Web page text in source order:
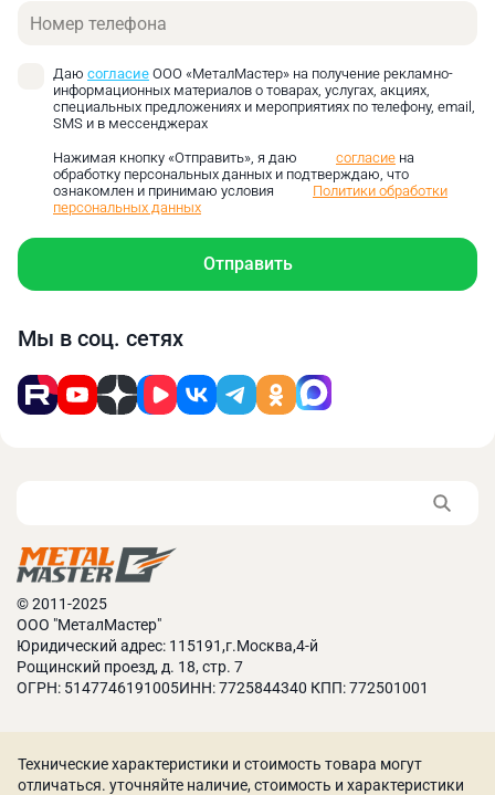
Телефон
Даю согласие ООО «МеталМастер» на получение рекламно-
информационных материалов о товарах, услугах, акциях,
специальных предложениях и мероприятиях по телефону, email,
SMS и в мессенджерах
Нажимая кнопку «Отправить», я даю согласие на
обработку персональных данных и подтверждаю, что
ознакомлен и принимаю условия
Политики обработки
персональных данных
Отправить
Мы в соц. сетях
© 2011-2025
ООО "МеталМастер"
Юридический адрес: 115191,г.Москва,4-й
Рощинский проезд, д. 18, стр. 7
ОГРН: 5147746191005ИНН: 7725844340 КПП: 772501001
Технические характеристики и стоимость товара могут
отличаться. уточняйте наличие, стоимость и характеристики